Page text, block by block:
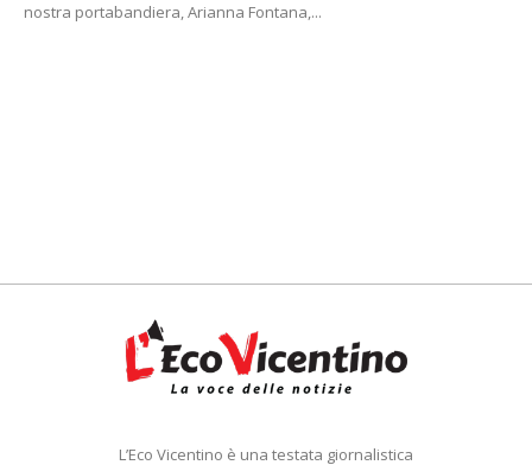
nostra portabandiera, Arianna Fontana,...
L’Eco Vicentino è una testata giornalistica